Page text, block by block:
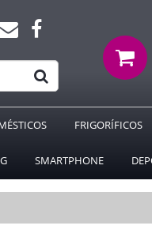
FRIGORÍFICOS
SMARTPHONE